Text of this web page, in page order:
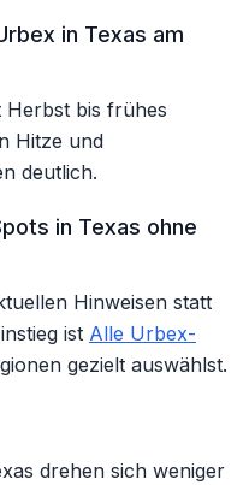
in Texas am
Herbst bis frühes
Hitze und
deutlich.
in Texas ohne
Hinweisen statt
ist Alle Urbex-
gezielt auswählst.
drehen sich weniger